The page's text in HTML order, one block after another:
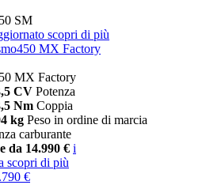
SM
scopri di più
MX Factory
MX Factory
CV Potenza
Nm Coppia
kg Peso in ordine di marcia
carburante
da 14.990 € i
scopri di più
€